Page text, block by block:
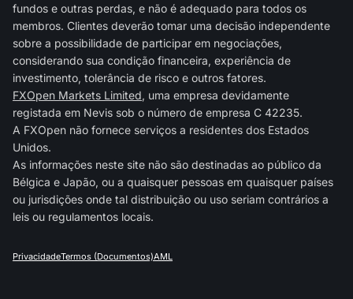
fundos e outras perdas, e não é adequado para todos os
membros. Clientes deverão tomar uma decisão independente
sobre a possibilidade de participar em negociações,
considerando sua condição financeira, experiência de
investimento, tolerância de risco e outros fatores.
FXOpen Markets Limited, uma empresa devidamente
registada em Nevis sob o número de empresa C 42235.
A FXOpen não fornece serviços a residentes dos Estados
Unidos.
As informações neste site não são destinadas ao público da
Bélgica e Japão, ou a quaisquer pessoas em quaisquer países
ou jurisdições onde tal distribuição ou uso seriam contrários a
leis ou regulamentos locais.
PrivacidadeTermos (Documentos)AML